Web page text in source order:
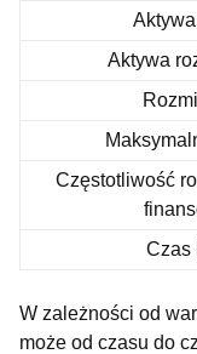
Aktywa
Częstotliwość
Czas
W zależności od
może od czasu do